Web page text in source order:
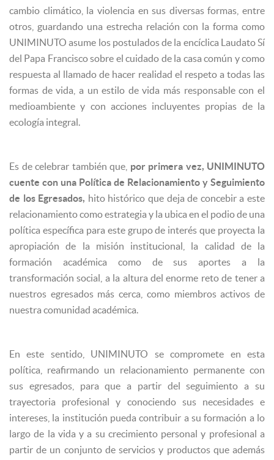
cambio climático, la violencia en sus diversas formas, entre
otros, guardando una estrecha relación con la forma como
UNIMINUTO asume los postulados de la encíclica Laudato Sí
del Papa Francisco sobre el cuidado de la casa común y como
respuesta al llamado de hacer realidad el respeto a todas las
formas de vida, a un estilo de vida más responsable con el
medioambiente y con acciones incluyentes propias de la
ecología integral.
Es de celebrar también que, por primera vez, UNIMINUTO
cuente con una Política de Relacionamiento y Seguimiento
de los Egresados, hito histórico que deja de concebir a este
relacionamiento como estrategia y la ubica en el podio de una
política específica para este grupo de interés que proyecta la
apropiación de la misión institucional, la calidad de la
formación académica como de sus aportes a la
transformación social, a la altura del enorme reto de tener a
nuestros egresados más cerca, como miembros activos de
nuestra comunidad académica.
En este sentido, UNIMINUTO se compromete en esta
política, reafirmando un relacionamiento permanente con
sus egresados, para que a partir del seguimiento a su
trayectoria profesional y conociendo sus necesidades e
intereses, la institución pueda contribuir a su formación a lo
largo de la vida y a su crecimiento personal y profesional a
partir de un conjunto de servicios y productos que además